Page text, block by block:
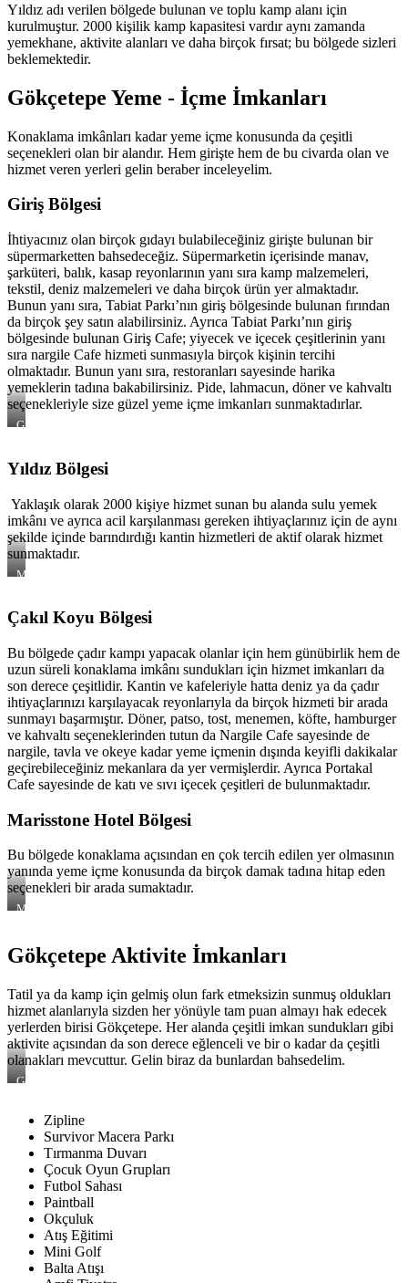
Yıldız adı verilen bölgede bulunan ve toplu kamp alanı için
kurulmuştur. 2000 kişilik kamp kapasitesi vardır aynı zamanda
yemekhane, aktivite alanları ve daha birçok fırsat; bu bölgede sizleri
beklemektedir.
Gökçetepe Yeme - İçme İmkanları
Konaklama imkânları kadar yeme içme konusunda da çeşitli
seçenekleri olan bir alandır. Hem girişte hem de bu civarda olan ve
hizmet veren yerleri gelin beraber inceleyelim.
Giriş Bölgesi
İhtiyacınız olan birçok gıdayı bulabileceğiniz girişte bulunan bir
süpermarketten bahsedeceğiz. Süpermarketin içerisinde manav,
şarküteri, balık, kasap reyonlarının yanı sıra kamp malzemeleri,
tekstil, deniz malzemeleri ve daha birçok ürün yer almaktadır.
Bunun yanı sıra, Tabiat Parkı’nın giriş bölgesinde bulunan fırından
da birçok şey satın alabilirsiniz. Ayrıca Tabiat Parkı’nın giriş
bölgesinde bulunan Giriş Cafe; yiyecek ve içecek çeşitlerinin yanı
sıra nargile Cafe hizmeti sunmasıyla birçok kişinin tercihi
olmaktadır. Bunun yanı sıra, restoranları sayesinde harika
yemeklerin tadına bakabilirsiniz. Pide, lahmacun, döner ve kahvaltı
seçenekleriyle size güzel yeme içme imkanları sunmaktadırlar.
Giriş
Yıldız Bölgesi
Yaklaşık olarak 2000 kişiye hizmet sunan bu alanda sulu yemek
imkânı ve ayrıca acil karşılanması gereken ihtiyaçlarınız için de aynı
şekilde içinde barındırdığı kantin hizmetleri de aktif olarak hizmet
sunmaktadır.
Market
İmkanı
Çakıl Koyu Bölgesi
Bu bölgede çadır kampı yapacak olanlar için hem günübirlik hem de
uzun süreli konaklama imkânı sundukları için hizmet imkanları da
son derece çeşitlidir. Kantin ve kafeleriyle hatta deniz ya da çadır
ihtiyaçlarınızı karşılayacak reyonlarıyla da birçok hizmeti bir arada
sunmayı başarmıştır. Döner, patso, tost, menemen, köfte, hamburger
ve kahvaltı seçeneklerinden tutun da Nargile Cafe sayesinde de
nargile, tavla ve okeye kadar yeme içmenin dışında keyifli dakikalar
geçirebileceğiniz mekanlara da yer vermişlerdir. Ayrıca Portakal
Cafe sayesinde de katı ve sıvı içecek çeşitleri de bulunmaktadır.
Marisstone Hotel Bölgesi
Bu bölgede konaklama açısından en çok tercih edilen yer olmasının
yanında yeme içme konusunda da birçok damak tadına hitap eden
seçenekleri bir arada sumaktadır.
Marisstone
Alanı
Gökçetepe Aktivite İmkanları
Tatil ya da kamp için gelmiş olun fark etmeksizin sunmuş oldukları
hizmet alanlarıyla sizden her yönüyle tam puan almayı hak edecek
yerlerden birisi Gökçetepe. Her alanda çeşitli imkan sundukları gibi
aktivite açısından da son derece eğlenceli ve bir o kadar da çeşitli
olanakları mevcuttur. Gelin biraz da bunlardan bahsedelim.
Gökçetepe
Aktiviteleri
Zipline
Survivor Macera Parkı
Tırmanma Duvarı
Çocuk Oyun Grupları
Futbol Sahası
Paintball
Okçuluk
Atış Eğitimi
Mini Golf
Balta Atışı